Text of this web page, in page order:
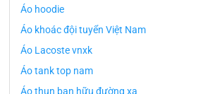
Áo hoodie
Áo khoác đội tuyển Việt Nam
Áo Lacoste vnxk
Áo tank top nam
Áo thun bạn hữu đường xa